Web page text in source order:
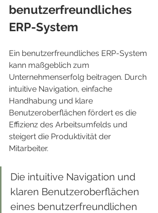
benutzerfreundliches
ERP-System
Ein benutzerfreundliches ERP-System
kann maßgeblich zum
Unternehmenserfolg beitragen. Durch
intuitive Navigation, einfache
Handhabung und klare
Benutzeroberflächen fördert es die
Effizienz des Arbeitsumfelds und
steigert die Produktivität der
Mitarbeiter.
Die intuitive Navigation und
klaren Benutzeroberflächen
eines benutzerfreundlichen